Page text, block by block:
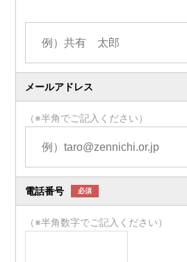
メールアドレス
（※半角でご記入ください）
電話番号 必須
（※半角数字でご記入ください）